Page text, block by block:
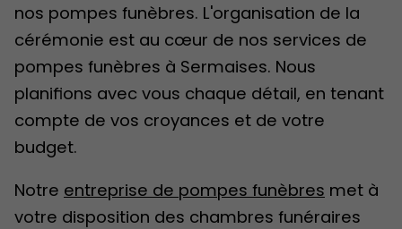
nos pompes funèbres. L'organisation de la
cérémonie est au cœur de nos services de
pompes funèbres à Sermaises. Nous
planifions avec vous chaque détail, en tenant
compte de vos croyances et de votre
budget.
Notre entreprise de pompes funèbres met à
votre disposition des chambres funéraires